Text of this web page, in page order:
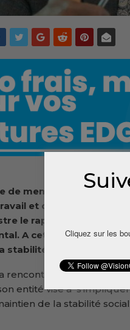
de membres du
et de la fonction
le rapport annuel
A cette occasion,
stabilité.
rencontre, le président
entité vise à
de la stabilité
Cliquez sur les